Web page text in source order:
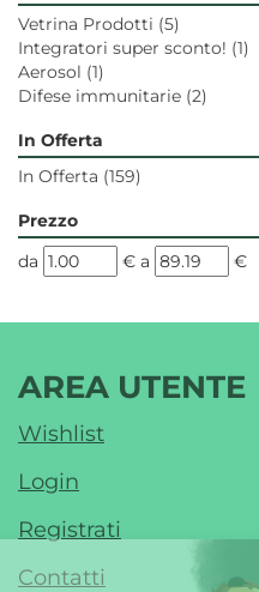
Vetrina Prodotti (5)
Integratori super sconto! (1)
Aerosol (1)
Difese immunitarie (2)
In Offerta
In Offerta (159)
Prezzo
filtra
da € filtra
a €
AREA UTENTE
Wishlist
Login
Registrati
Contatti